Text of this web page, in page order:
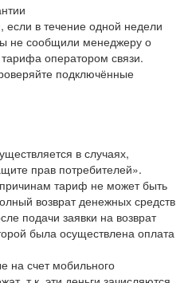
если в течение одной недели
не сообщили менеджеру о
оператором связи.
подключённые
в случаях,
прав потребителей».
тариф не может быть
возврат денежных средств
подачи заявки на возврат
была осуществлена оплата
на счет мобильного